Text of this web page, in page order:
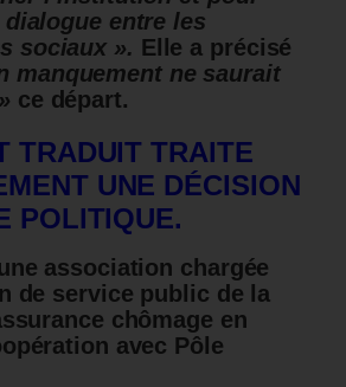
entre les
sociaux ». Elle a précisé
manquement ne saurait
ce départ.
TRADUIT TRAITE
UNE DÉCISION
POLITIQUE.
association chargée
de service public de la
chômage en
avec Pôle